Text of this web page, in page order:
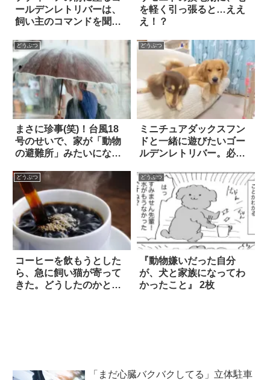
ールデンレトリバーは、
飼い主のコマンドを聞い
『決めポーズ』にホッコ
リ！！
を軽く引っ張ると…ええ
え！？
どうぶつ
まさに珍事(笑)！台風18
号のせいで、家が「動物
の避難所」みたいになっ
どうぶつ
ミニチュアダックスフン
ドと一緒に遊びたいゴー
ルデンレトリバー。必死
に！
どうぶつ
コーヒーを飲もうとした
ら、急に飼い猫が寄って
きた。どうしたのかと思
どうぶつ
『動物嫌いだった自分
が、犬と家族になってわ
かったこと』 2枚
「まだ心臓バクバクしてる」立体駐車